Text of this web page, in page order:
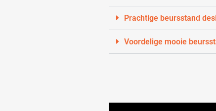
Prachtige beursstand
Voordelige mooie